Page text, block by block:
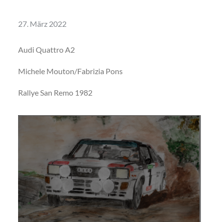
Posted
27. März 2022
Audi Quattro A2
Michele Mouton/Fabrizia Pons
Rallye San Remo 1982